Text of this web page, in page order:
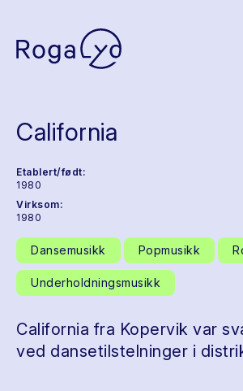
California
Etablert/født:
1980
Virksom:
1980
Dansemusikk Popmusikk
Underholdningsmusikk
California fra Kopervik var
ved dansetilstelninger i